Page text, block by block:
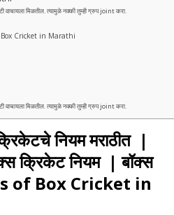
वाचायला मिळतील. त्यामुळे नक्की तुम्ही ग्रुप joint करा.
Box Cricket in Marathi
वाचायला मिळतील. त्यामुळे नक्की तुम्ही ग्रुप joint करा.
नियम मराठीत |
क्रिकेट नियम |बॉक्स
of Box Cricket in